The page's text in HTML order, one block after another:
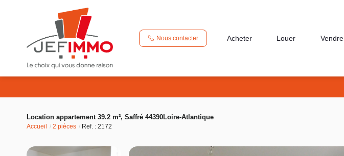
Nous contacter Acheter Louer Vendre
Location appartement 39.2 m², Saffré 44390Loire-Atlantique
Accueil 2 pièces Ref. : 2172